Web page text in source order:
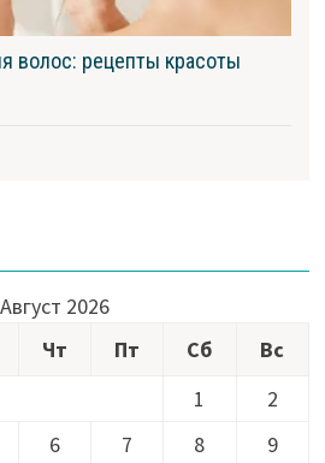
волос: рецепты красоты
Август 2026
Чт Пт Сб
Вс
1
2
6 7 8 9